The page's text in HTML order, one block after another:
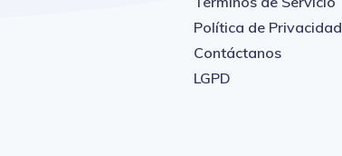
Política de Privacidad
Contáctanos
LGPD